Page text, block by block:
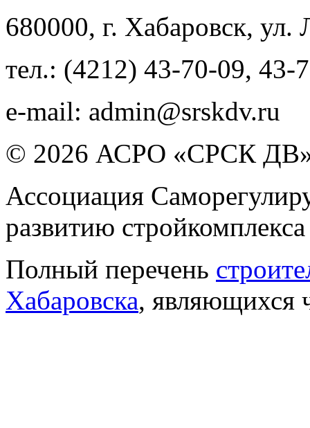
680000, г. Хабаровск, ул.
тел.: (4212) 43-70-09, 43-
e-mail: admin@srskdv.ru
© 2026 АСРО «СРСК
Ассоциация
развитию
Полный перечень
Хабаровска, являющихся